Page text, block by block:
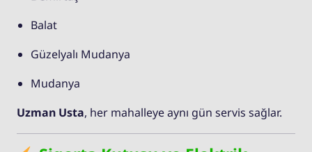
Balat
Güzelyalı Mudanya
Mudanya
Uzman Usta, her mahalleye aynı gün servis sağlar.